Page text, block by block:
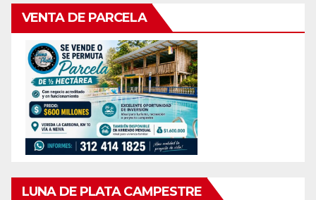
VENTA DE PARCELA
LUNA DE PLATA CAMPESTRE